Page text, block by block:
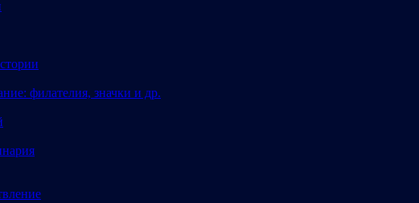
филателия, значки и др.